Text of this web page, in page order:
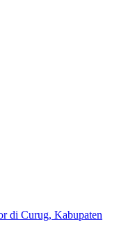
di Curug, Kabupaten